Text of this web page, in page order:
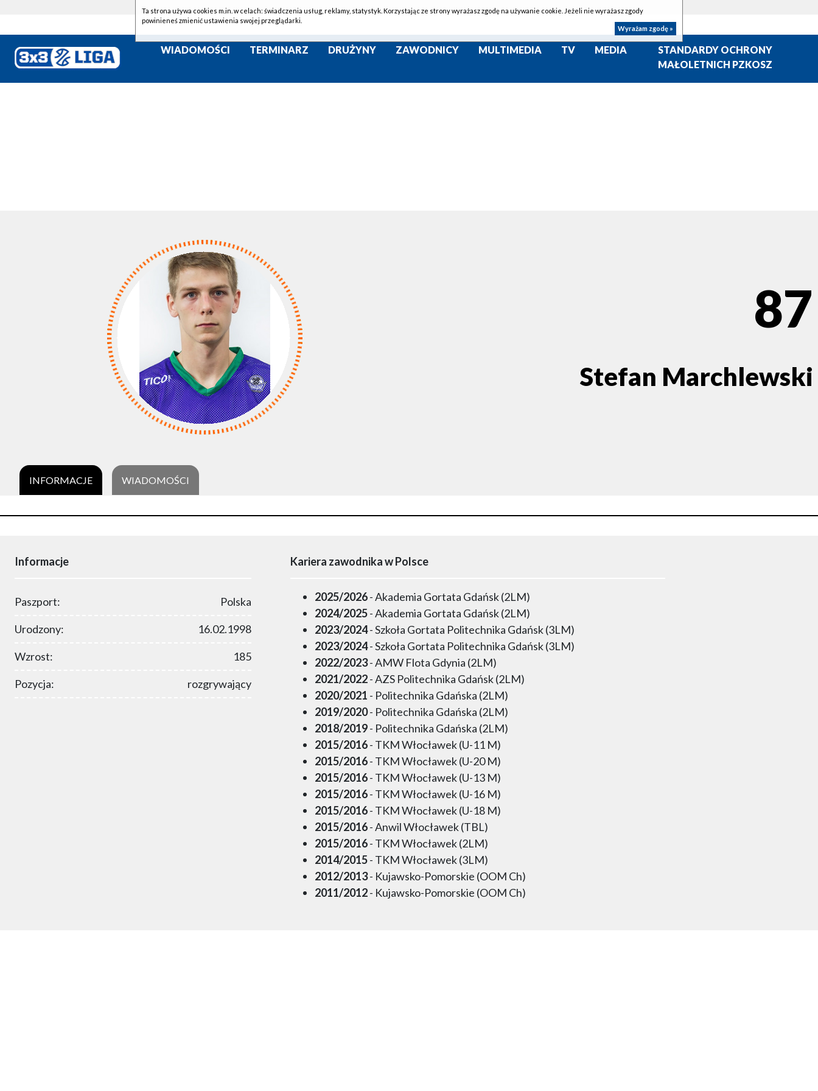
WIADOMOŚCI TERMINARZ DRUŻYNY ZAWODNICY MULTIMEDIA TV MEDIA
STANDARDY OCHRONY
MAŁOLETNICH PZKOSZ
87
Stefan Marchlewski
INFORMACJE WIADOMOŚCI
Informacje
Paszport: Polska
Urodzony: 16.02.1998
Wzrost: 185
Pozycja: rozgrywający
Kariera zawodnika w Polsce
2025/2026- Akademia Gortata Gdańsk (2LM)
2024/2025- Akademia Gortata Gdańsk (2LM)
2023/2024- Szkoła Gortata Politechnika Gdańsk (3LM)
2023/2024- Szkoła Gortata Politechnika Gdańsk (3LM)
2022/2023- AMW Flota Gdynia (2LM)
2021/2022- AZS Politechnika Gdańsk (2LM)
2020/2021 - Politechnika Gdańska (2LM)
2019/2020- Politechnika Gdańska (2LM)
2018/2019- Politechnika Gdańska (2LM)
2015/2016- TKM Włocławek (U-11 M)
2015/2016- TKM Włocławek (U-20 M)
2015/2016- TKM Włocławek (U-13 M)
2015/2016- TKM Włocławek (U-16 M)
2015/2016- TKM Włocławek (U-18 M)
2015/2016- Anwil Włocławek (TBL)
2015/2016- TKM Włocławek (2LM)
2014/2015- TKM Włocławek (3LM)
2012/2013- Kujawsko-Pomorskie (OOM Ch)
2011/2012- Kujawsko-Pomorskie (OOM Ch)
Ta strona używa cookies m.in. w celach: świadczenia usług, reklamy, statystyk. Korzystając ze strony wyrażasz zgodę na używanie cookie. Jeżeli nie wyrażasz zgody
powinieneś zmienić ustawienia swojej przeglądarki.
Wyrażam zgodę »